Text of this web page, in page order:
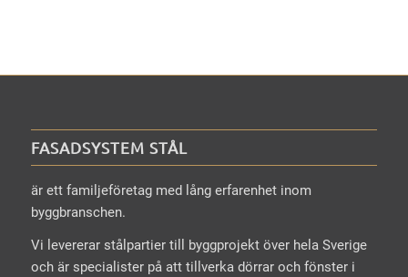
FASADSYSTEM STÅL
är ett familjeföretag med lång erfarenhet inom
byggbranschen.
Vi levererar stålpartier till byggprojekt över hela Sverige
och är specialister på att tillverka dörrar och fönster i